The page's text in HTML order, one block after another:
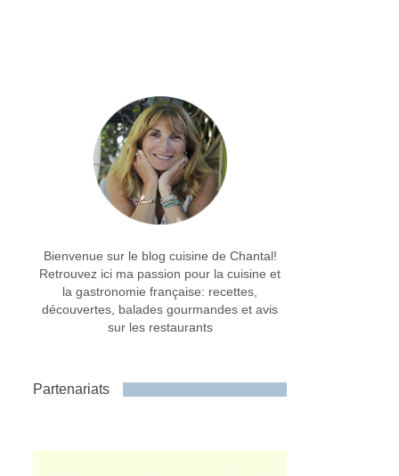
Bienvenue sur le blog cuisine de Chantal!
Retrouvez ici ma passion pour la cuisine et
la gastronomie française: recettes,
découvertes, balades gourmandes et avis
sur les restaurants
Partenariats